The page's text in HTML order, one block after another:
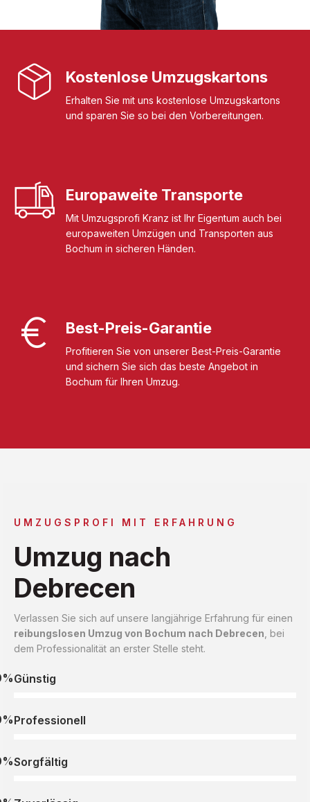
Kostenlose Umzugskartons
Erhalten Sie mit uns kostenlose Umzugskartons
und sparen Sie so bei den Vorbereitungen.
Europaweite Transporte
Mit Umzugsprofi Kranz ist Ihr Eigentum auch bei
europaweiten Umzügen und Transporten aus
Bochum in sicheren Händen.
Best-Preis-Garantie
Profitieren Sie von unserer Best-Preis-Garantie
und sichern Sie sich das beste Angebot in
Bochum für Ihren Umzug.
UMZUGSPROFI MIT ERFAHRUNG
Umzug nach
Debrecen
Verlassen Sie sich auf unsere langjährige Erfahrung für einen
reibungslosen Umzug von Bochum nach Debrecen , bei
dem Professionalität an erster Stelle steht.
Günstig
Professionell
Sorgfältig